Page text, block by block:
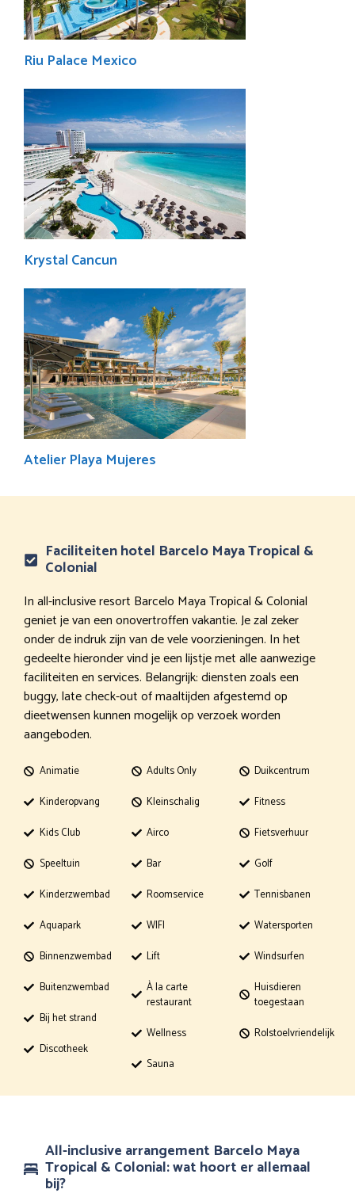
Riu Palace Mexico
Krystal Cancun
Atelier Playa Mujeres
Faciliteiten hotel Barcelo Maya Tropical &
Colonial
In all-inclusive resort Barcelo Maya Tropical & Colonial
geniet je van een onovertroffen vakantie. Je zal zeker
onder de indruk zijn van de vele voorzieningen. In het
gedeelte hieronder vind je een lijstje met alle aanwezige
faciliteiten en services. Belangrijk: diensten zoals een
buggy, late check-out of maaltijden afgestemd op
dieetwensen kunnen mogelijk op verzoek worden
aangeboden.
Animatie
Kinderopvang
Kids Club
Speeltuin
Kinderzwembad
Aquapark
Binnenzwembad
Buitenzwembad
Bij het strand
Discotheek
Adults Only
Kleinschalig
Airco
Bar
Roomservice
WIFI
Lift
À la carte
restaurant
Wellness
Sauna
Duikcentrum
Fitness
Fietsverhuur
Golf
Tennisbanen
Watersporten
Windsurfen
Huisdieren
toegestaan
Rolstoelvriendelijk
All-inclusive arrangement Barcelo Maya
Tropical & Colonial: wat hoort er allemaal
bij?